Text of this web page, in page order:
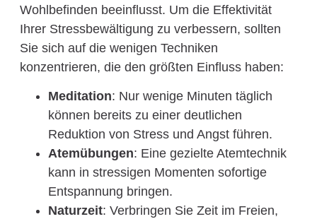
Wohlbefinden beeinflusst. Um die Effektivität
Ihrer Stressbewältigung zu verbessern, sollten
Sie sich auf die wenigen Techniken
konzentrieren, die den größten Einfluss haben:
Meditation: Nur wenige Minuten täglich
können bereits zu einer deutlichen
Reduktion von Stress und Angst führen.
Atemübungen: Eine gezielte Atemtechnik
kann in stressigen Momenten sofortige
Entspannung bringen.
Naturzeit: Verbringen Sie Zeit im Freien,